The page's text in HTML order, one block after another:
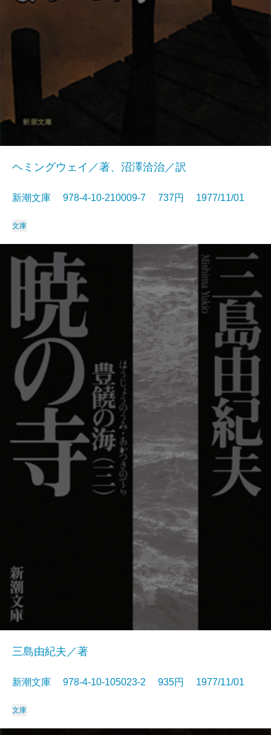
ヘミングウェイ／著、沼澤洽治／訳
新潮文庫 978-4-10-210009-7 737円 1977/11/01
文庫
三島由紀夫／著
新潮文庫 978-4-10-105023-2 935円 1977/11/01
文庫